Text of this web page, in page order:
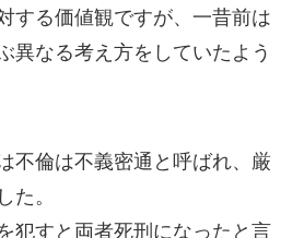
する価値観ですが、一昔前は
異なる考え方をしていたよう
不倫は不義密通と呼ばれ、厳
た。
犯すと両者死刑になったと言